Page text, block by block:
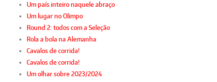
Um país inteiro naquele abraço
Um lugar no Olimpo
Round 2: todos com a Seleção
Rola a bola na Alemanha
Cavalos de corrida!
Cavalos de corrida!
Um olhar sobre 2023/2024